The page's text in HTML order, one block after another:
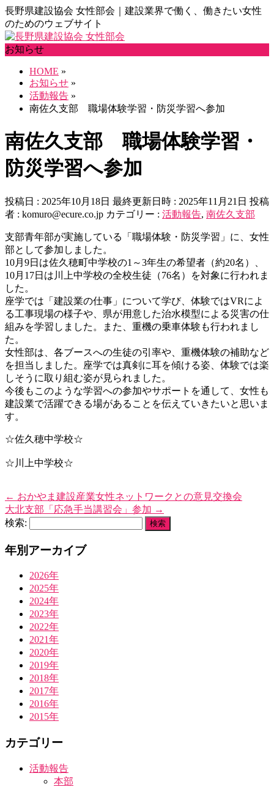
長野県建設協会 女性部会｜建設業界で働く、働きたい女性
のためのウェブサイト
お知らせ
HOME »
お知らせ »
活動報告 »
南佐久支部 職場体験学習・防災学習へ参加
南佐久支部 職場体験学習・
防災学習へ参加
投稿日 : 2025年10月18日 最終更新日時 : 2025年11月21日 投稿
者 : komuro@ecure.co.jp カテゴリー : 活動報告, 南佐久支部
支部青年部が実施している「職場体験・防災学習」に、女性
部として参加しました。
10月9日は佐久穂町中学校の1～3年生の希望者（約20名）、
10月17日は川上中学校の全校生徒（76名）を対象に行われま
した。
座学では「建設業の仕事」について学び、体験ではVRによ
る工事現場の様子や、県が用意した治水模型による災害の仕
組みを学習しました。また、重機の乗車体験も行われまし
た。
女性部は、各ブースへの生徒の引率や、重機体験の補助など
を担当しました。座学では真剣に耳を傾ける姿、体験では楽
しそうに取り組む姿が見られました。
今後もこのような学習への参加やサポートを通して、女性も
建設業で活躍できる場があることを伝えていきたいと思いま
す。
☆佐久穂中学校☆
☆川上中学校☆
← おかやま建設産業女性ネットワークとの意見交換会
大北支部「応急手当講習会」参加 →
検索:
年別アーカイブ
2026年
2025年
2024年
2023年
2022年
2021年
2020年
2019年
2018年
2017年
2016年
2015年
カテゴリー
活動報告
本部